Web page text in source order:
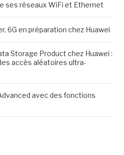
ses réseaux WiFi et Ethernet
6G en préparation chez Huawei
Storage Product chez Huawei :
accès aléatoires ultra-
avec des fonctions